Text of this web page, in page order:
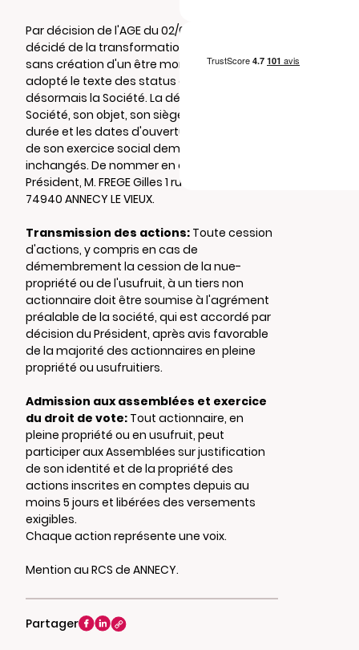
Par décision de l'AGE du 02/05/2026, il a été
décidé de la transformation de la SA en SAS,
sans création d'un être moral nouveau et a
adopté le texte des status qui régiront
désormais la Société. La dénomination de la
Société, son objet, son siège, son capital, sa
durée et les dates d'ouvertures et de clôture
de son exercice social demeurent
inchangés. De nommer en qualité de
Président, M. FREGE Gilles 1 rue des fretes
74940 ANNECY LE VIEUX.
Transmission des actions: Toute cession
d'actions, y compris en cas de
démembrement la cession de la nue-
propriété ou de l'usufruit, à un tiers non
actionnaire doit être soumise à l'agrément
préalable de la société, qui est accordé par
décision du Président, après avis favorable
de la majorité des actionnaires en pleine
propriété ou usufruitiers.
Admission aux assemblées et exercice
du droit de vote: Tout actionnaire, en
pleine propriété ou en usufruit, peut
participer aux Assemblées sur justification
de son identité et de la propriété des
actions inscrites en comptes depuis au
moins 5 jours et libérées des versements
exigibles.
Chaque action représente une voix.
Mention au RCS de ANNECY.
Partager